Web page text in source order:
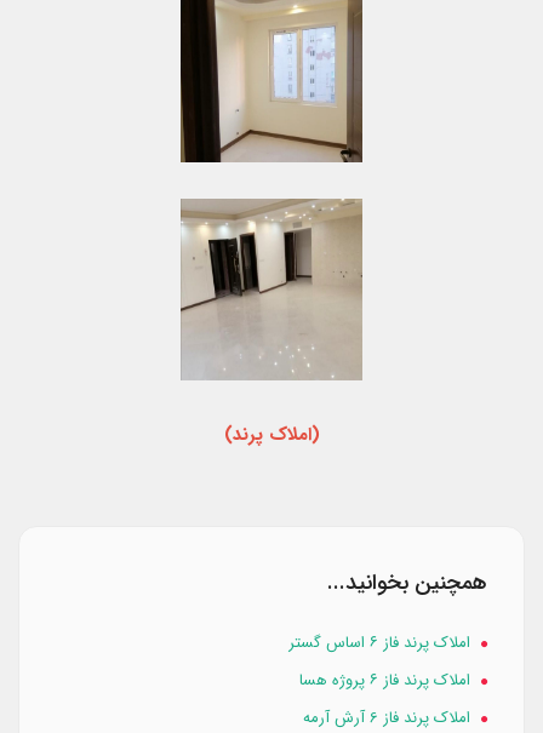
(املاک پرند)
همچنین بخوانید...
املاک پرند فاز ۶ اساس گستر
املاک پرند فاز ۶ پروژه هسا
املاک پرند فاز 6 آرش آرمه